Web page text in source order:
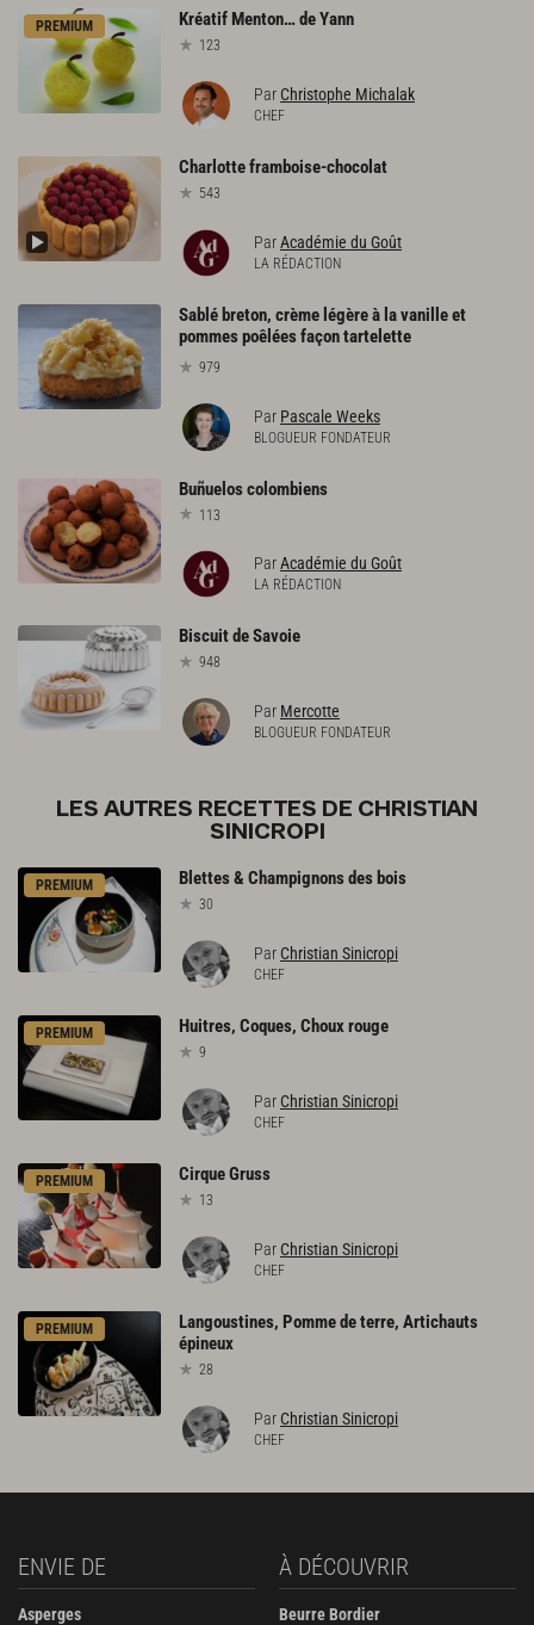
PREMIUM Kréatif Menton…deYann
123
Par Christophe Michalak
CHEF
Charlotteframboise-chocolat
543
ParAcadémie du Goût
LA RÉDACTION
Sablé breton, crème légère à la vanille et
pommes poêlées façon tartelette
979
Par Pascale Weeks
BLOGUEUR FONDATEUR
Buñueloscolombiens
113
ParAcadémie du Goût
LA RÉDACTION
BiscuitdeSavoie
948
Par Mercotte
BLOGUEUR FONDATEUR
LES AUTRES RECETTES DE CHRISTIAN
SINICROPI
PREMIUM Blettes& Champignonsdes bois
30
Par Christian Sinicropi
CHEF
PREMIUM Huitres, Coques, Chouxrouge
9
Par Christian Sinicropi
CHEF
PREMIUM CirqueGruss
13
Par Christian Sinicropi
CHEF
PREMIUM Langoustines, Pommedeterre, Artichauts
épineux
28
Par Christian Sinicropi
CHEF
ENVIE DE
Asperges
À DÉCOUVRIR
Beurre Bordier